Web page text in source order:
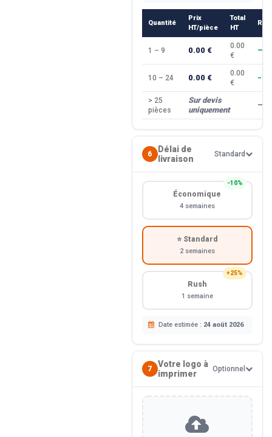
Quantité
Prix
HT/pièce
Total
HT
1 – 9 0.00 €
0.00
€
—
10 – 24 0.00 €
0.00
€
> 25
pièces
Sur devis
uniquement
—
6
Délai de
livraison
Standard
−10%
Économique
4 semaines
⭐ Standard
2 semaines
+25%
Rush
1 semaine
Date estimée : 24 août 2026
7
Votre logo à
imprimer
Optionnel